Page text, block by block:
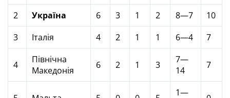
2 Україна 6 3 1 2 8—7
10
3
Італія 4 2 1 1 6—4 7
4
Північна
Македонія
6 2 1 3
7—
14
7
1—